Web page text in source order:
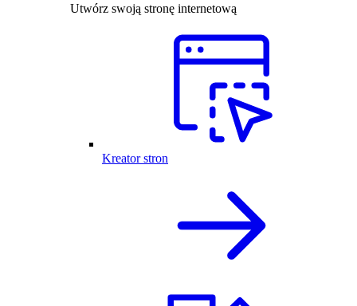
Utwórz swoją stronę internetową
Kreator stron